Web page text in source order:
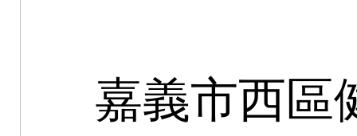
嘉義市西區